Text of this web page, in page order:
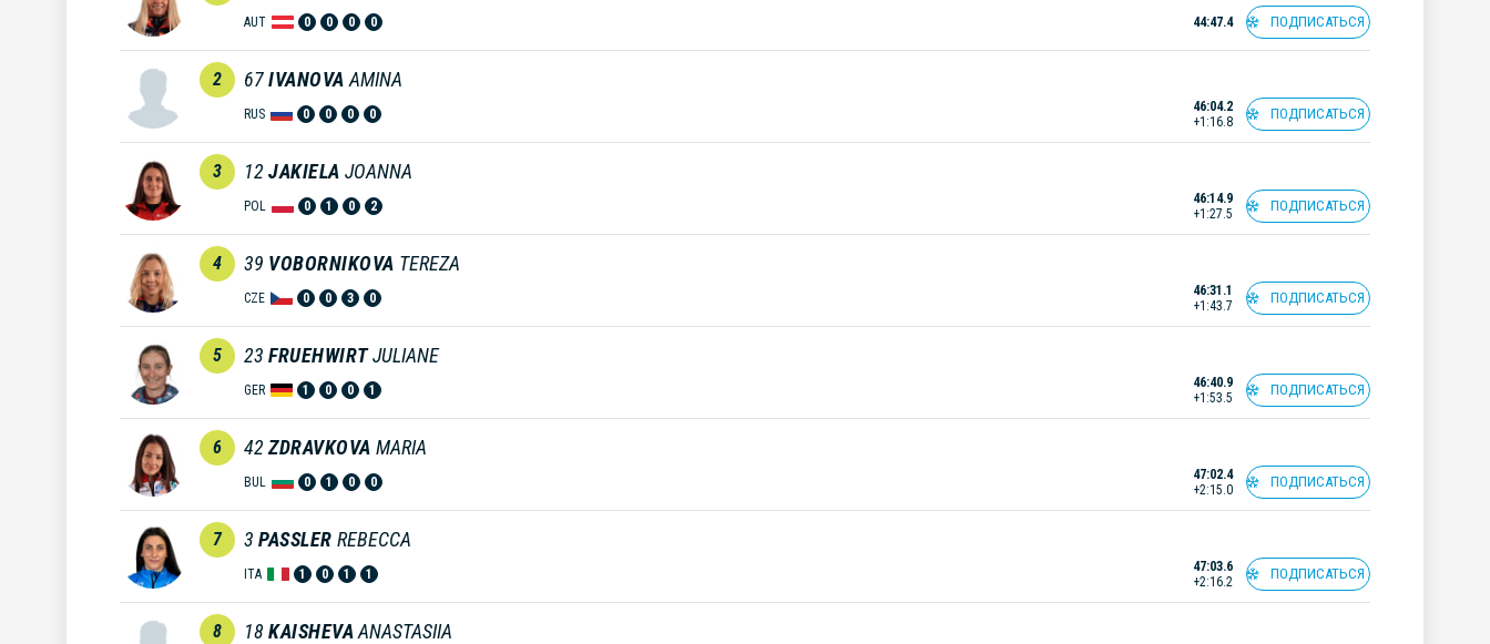
AUT 0 0 0 0 44:47.4 ПОДПИСАТЬСЯ
2 67IVANOVA AMINA
RUS 0 0 0 0
46:04.2
+1:16.8
ПОДПИСАТЬСЯ
3 12 JAKIELA JOANNA
POL 0 1 0 2
46:14.9
+1:27.5
ПОДПИСАТЬСЯ
4 39 VOBORNIKOVA TEREZA
CZE 0 0 3 0
46:31.1
+1:43.7
ПОДПИСАТЬСЯ
5 23 FRUEHWIRT JULIANE
GER 1 0 0 1
46:40.9
+1:53.5
ПОДПИСАТЬСЯ
6 42 ZDRAVKOVA MARIA
BUL 0 1 0 0
47:02.4
+2:15.0
ПОДПИСАТЬСЯ
7 3 PASSLER REBECCA
ITA 1 0 1 1
47:03.6
+2:16.2
ПОДПИСАТЬСЯ
8 18KAISHEVAANASTASIIA